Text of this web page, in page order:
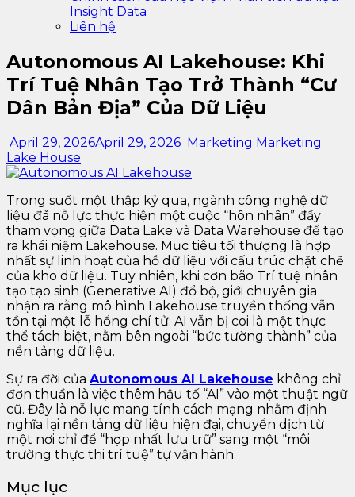
Insight Data
Liên hệ
Autonomous AI Lakehouse: Khi
Trí Tuệ Nhân Tạo Trở Thành “Cư
Dân Bản Địa” Của Dữ Liệu
April 29, 2026April 29, 2026 Marketing Marketing
Lake House
Trong suốt một thập kỷ qua, ngành công nghệ dữ
liệu đã nỗ lực thực hiện một cuộc “hôn nhân” đầy
tham vọng giữa Data Lake và Data Warehouse để tạo
ra khái niệm Lakehouse. Mục tiêu tối thượng là hợp
nhất sự linh hoạt của hồ dữ liệu với cấu trúc chặt chẽ
của kho dữ liệu. Tuy nhiên, khi cơn bão Trí tuệ nhân
tạo tạo sinh (Generative AI) đổ bộ, giới chuyên gia
nhận ra rằng mô hình Lakehouse truyền thống vẫn
tồn tại một lỗ hổng chí tử: AI vẫn bị coi là một thực
thể tách biệt, nằm bên ngoài “bức tường thành” của
nền tảng dữ liệu.
Sự ra đời của Autonomous AI Lakehouse không chỉ
đơn thuần là việc thêm hậu tố “AI” vào một thuật ngữ
cũ. Đây là nỗ lực mang tính cách mạng nhằm định
nghĩa lại nền tảng dữ liệu hiện đại, chuyển dịch từ
một nơi chỉ để “hợp nhất lưu trữ” sang một “môi
trường thực thi trí tuệ” tự vận hành.
Mục lục